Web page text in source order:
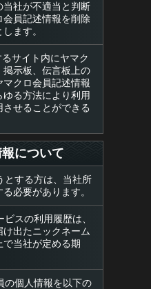
社が不適当と判断
会員記述情報を削除
ます。
サイト内にヤマク
掲示板、伝言板上の
クロ会員記述情報
る方法により利用
せることができる
について
とする方は、当社所
必要があります。
スの利用履歴は、
出たニックネーム
で当社が定める期
の個人情報を以下の